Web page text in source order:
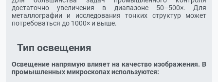
достаточно увеличения в диапазоне 50–500×. Для
металлографии и исследования тонких структур может
потребоваться до 1000× и выше.
Тип освещения
Освещение напрямую влияет на качество изображения. В
промышленных микроскопах используются: